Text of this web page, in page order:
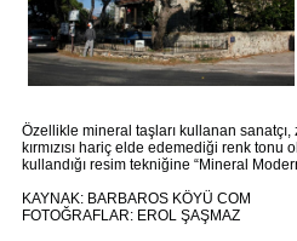
Özellikle mineral taşları kullanan
kırmızısı hariç elde edemediği renk tonu
kullandığı resim tekniğine “Mineral
KAYNAK: BARBAROS KÖYÜ COM
FOTOĞRAFLAR: EROL ŞAŞMAZ